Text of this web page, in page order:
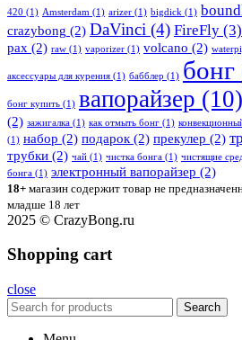
420 (1) Amsterdam (1) arizer (1) bigdick (1)
crazybong (2) DaVinci (4) FireFly (3)
pax (2) raw (1) vaporizer (1) volcano (2)
аксессуары для курения (1) бабблер (1) бонг
бонг купить (1) вапорайзер (10)
(2) зажигалка (1) как отмыть бонг (1)
(1) набор (2) подарок (2) прекулер (2)
трубки (2) чай (1) чистка бонга (1) чистящие
бонга (1) электронный вапорайзер (2)
18+ магазин содержит товар не
младше 18 лет
2025 © CrazyBong.ru
Shopping cart
close
Search